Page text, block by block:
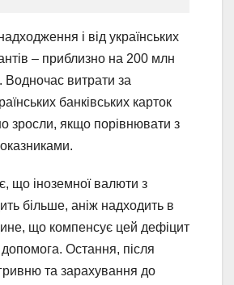
і від українських
– приблизно на 200 млн
витрати за
банківських карток
зросли, якщо порівнювати з
що іноземної валюти з
більше, аніж надходить в
що компенсує цей дефіцит
Остання, після
та зарахування до